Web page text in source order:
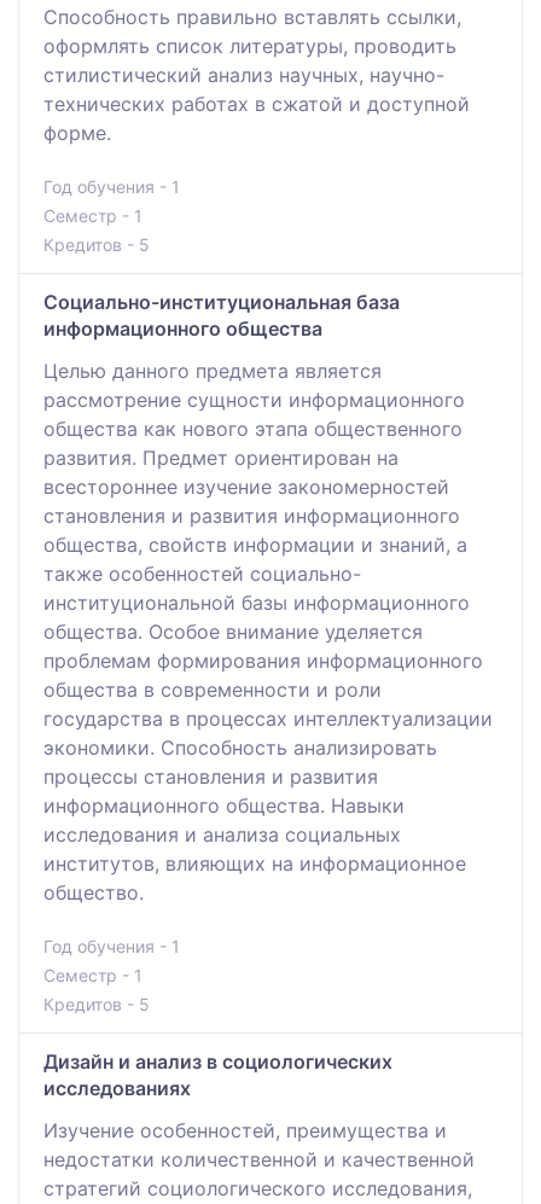
Способность правильно вставлять ссылки,
оформлять список литературы, проводить
стилистический анализ научных, научно-
технических работах в сжатой и доступной
форме.
Год обучения - 1
Семестр - 1
Кредитов - 5
Социально-институциональная база
информационного общества
Целью данного предмета является
рассмотрение сущности информационного
общества как нового этапа общественного
развития. Предмет ориентирован на
всестороннее изучение закономерностей
становления и развития информационного
общества, свойств информации и знаний, а
также особенностей социально-
институциональной базы информационного
общества. Особое внимание уделяется
проблемам формирования информационного
общества в современности и роли
государства в процессах интеллектуализации
экономики. Способность анализировать
процессы становления и развития
информационного общества. Навыки
исследования и анализа социальных
институтов, влияющих на информационное
общество.
Год обучения - 1
Семестр - 1
Кредитов - 5
Дизайн и анализ в социологических
исследованиях
Изучение особенностей, преимущества и
недостатки количественной и качественной
стратегий социологического исследования,